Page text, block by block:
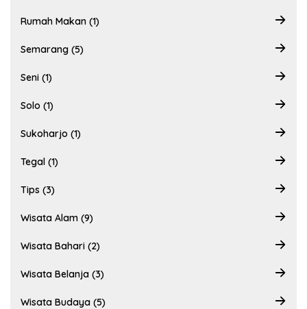
Rumah Makan (1)
Semarang (5)
Seni (1)
Solo (1)
Sukoharjo (1)
Tegal (1)
Tips (3)
Wisata Alam (9)
Wisata Bahari (2)
Wisata Belanja (3)
Wisata Budaya (5)